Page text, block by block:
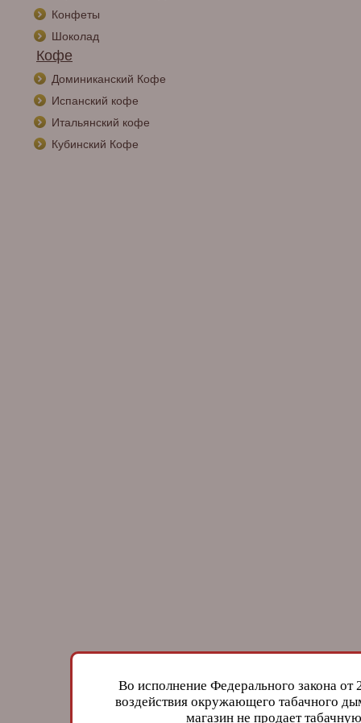
Конфеты
Шоколад
Кофе
Доминиканский Кофе
Испанский кофе
Итальянский кофе
Кубинский Кофе
Во исполнение Федерального закона
воздействия окружающего табачного
магазин не продает